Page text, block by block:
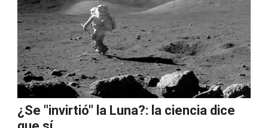
¿Se "invirtió" la Luna?: la ciencia dice